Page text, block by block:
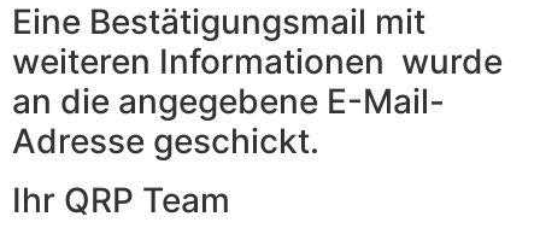
Eine Bestätigungsmail mit
weiteren Informationen wurde
an die angegebene E-Mail-
Adresse geschickt.
Ihr QRP Team